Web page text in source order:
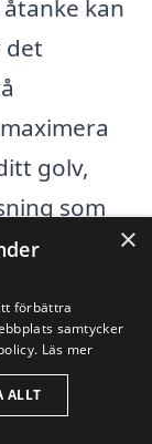
kan
det
golv,
som
den rätta
×
förbättra
samtycker
Läs mer
ALLT